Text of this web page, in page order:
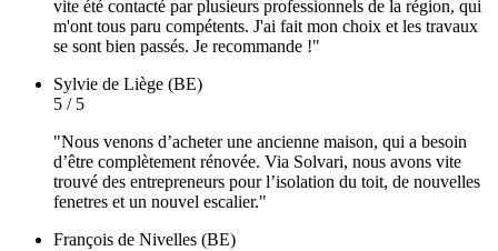
vite été contacté par plusieurs professionnels de la région, qui
m'ont tous paru compétents. J'ai fait mon choix et les travaux
se sont bien passés. Je recommande !"
Sylvie de Liège (BE)
5 / 5
"Nous venons d’acheter une ancienne maison, qui a besoin
d’être complètement rénovée. Via Solvari, nous avons vite
trouvé des entrepreneurs pour l’isolation du toit, de nouvelles
fenetres et un nouvel escalier."
François de Nivelles (BE)